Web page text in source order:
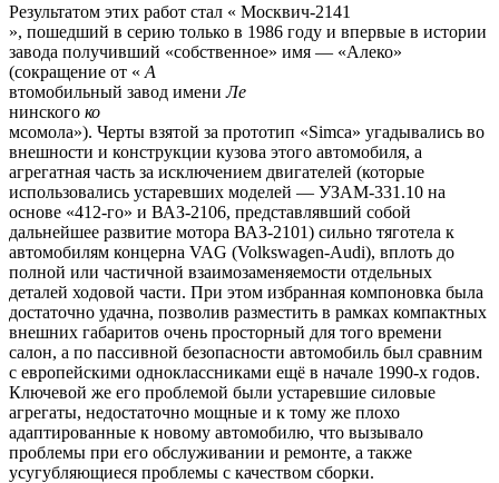
Результатом этих работ стал « Москвич-2141
», пошедший в серию только в 1986 году и впервые в истории
завода получивший «собственное» имя — «Алеко»
(сокращение от « А
втомобильный завод имениЛе
нинского ко
мсомола»). Черты взятой за прототип «Simca» угадывались во
внешности и конструкции кузова этого автомобиля, а
агрегатная часть за исключением двигателей (которые
использовались устаревших моделей — УЗАМ-331.10 на
основе «412-го» и ВАЗ-2106, представлявший собой
дальнейшее развитие мотора ВАЗ-2101) сильно тяготела к
автомобилям концерна VAG (Volkswagen-Audi), вплоть до
полной или частичной взаимозаменяемости отдельных
деталей ходовой части. При этом избранная компоновка была
достаточно удачна, позволив разместить в рамках компактных
внешних габаритов очень просторный для того времени
салон, а по пассивной безопасности автомобиль был сравним
с европейскими одноклассниками ещё в начале 1990-х годов.
Ключевой же его проблемой были устаревшие силовые
агрегаты, недостаточно мощные и к тому же плохо
адаптированные к новому автомобилю, что вызывало
проблемы при его обслуживании и ремонте, а также
усугубляющиеся проблемы с качеством сборки.